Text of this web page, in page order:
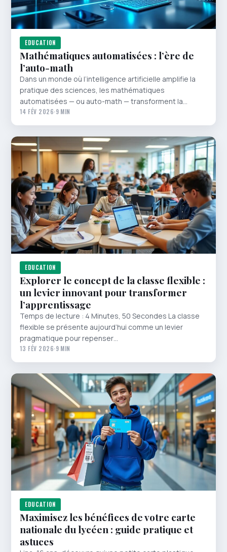
EDUCATION
Mathématiques automatisées : l’ère de
l’auto-math
Dans un monde où l’intelligence artificielle amplifie la
pratique des sciences, les mathématiques
automatisées — ou auto-math — transforment la…
14 FÉV 2026·9 MIN
EDUCATION
Explorer le concept de la classe flexible :
un levier innovant pour transformer
l’apprentissage
Temps de lecture : 4 Minutes, 50 Secondes La classe
flexible se présente aujourd’hui comme un levier
pragmatique pour repenser…
13 FÉV 2026·9 MIN
EDUCATION
Maximisez les bénéfices de votre carte
nationale du lycéen : guide pratique et
astuces